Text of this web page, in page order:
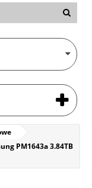
PM1643a 3.84TB